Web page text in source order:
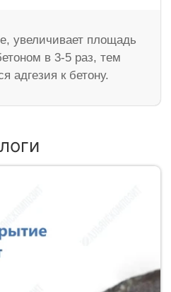
увеличивает площадь
в 3-5 раз, тем
адгезия к бетону.